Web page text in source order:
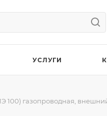
УСЛУГИ
100) газопроводная,